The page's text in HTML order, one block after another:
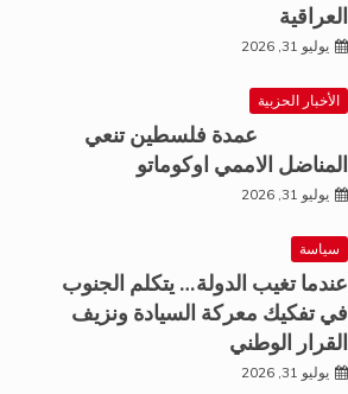
العراقية
يوليو 31, 2026
الأخبار الحزبية
عمدة فلسطين تنعي
المناضل الاممي اوكوماتو
يوليو 31, 2026
سياسة
عندما تغيب الدولة… يتكلم الجنوب
في تفكيك معركة السيادة ونزيف
القرار الوطني
يوليو 31, 2026